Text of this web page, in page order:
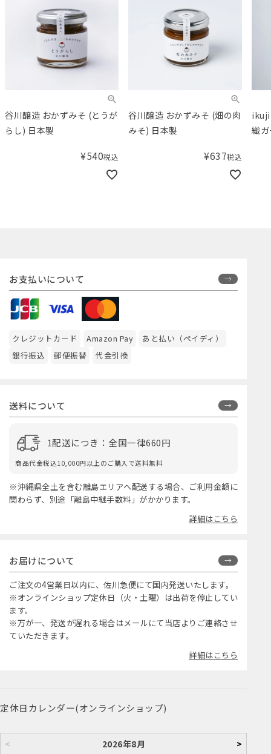
谷川醸造 おかずみそ (とうが
らし) 日本製
¥540税込
谷川醸造 おかずみそ (畑の肉
みそ) 日本製
¥637税込
織
お支払いについて
クレジットカード Amazon Pay
あと払い（ペイディ）
銀行振込
郵便振替 代金引換
送料について
1配送につき：全国一律660円
商品代金税込10,000円以上のご購入で送料無料
※沖縄県全土を含む離島エリアへ配送する場合、ご利用金額に
関わらず、別途「離島中継手数料」がかかります。
詳細はこちら
お届けについて
ご注文の4営業日以内に、佐川急便にて国内発送いたします。
※オンラインショップ定休日（火・土曜）は出荷を停止してい
ます。
※万が一、発送が遅れる場合はメールにて当店よりご連絡させ
ていただきます。
詳細はこちら
定休日カレンダー(オンラインショップ)
< 2026年8月 >